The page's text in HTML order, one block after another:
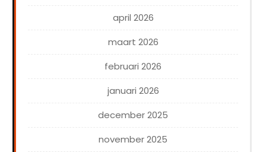
april 2026
maart 2026
februari 2026
januari 2026
december 2025
november 2025